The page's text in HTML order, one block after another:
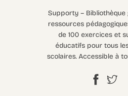
Supporty – Bibliothèque
ressources
de 100 exercices et
éducatifs pour tous
scolaires. Accessible à